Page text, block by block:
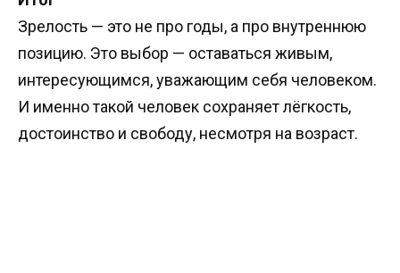
Зрелость — это не про годы, а про внутреннюю
позицию. Это выбор — оставаться живым,
интересующимся, уважающим себя человеком.
И именно такой человек сохраняет лёгкость,
достоинство и свободу, несмотря на возраст.